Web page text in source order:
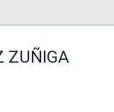
ZUÑIGA